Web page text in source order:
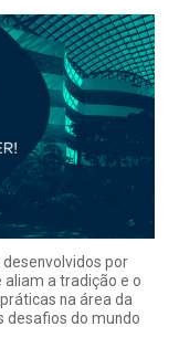
por
aliam a tradição e o
na área da
desafios do mundo